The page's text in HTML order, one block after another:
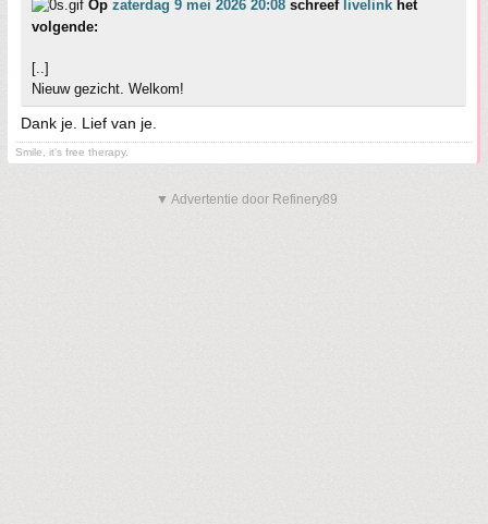
Op zaterdag 9 mei 2026 20:08 schreef livelink het
volgende:
[..]
Nieuw gezicht. Welkom!
Dank je. Lief van je.
Smile, it's free therapy.
▼ Advertentie door Refinery89